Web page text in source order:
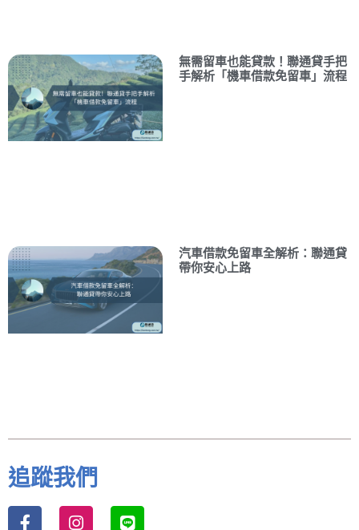
無需留車也能貸款！聯通貸手把
手解析「機車借款免留車」流程
汽車借款免留車全解析：聯通貸
帶你安心上路
追蹤我們